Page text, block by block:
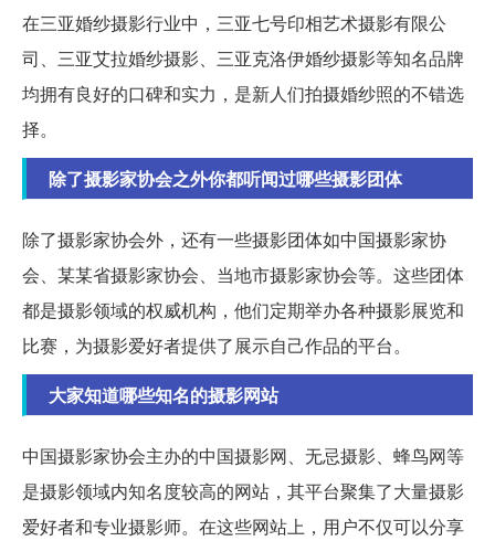
在三亚婚纱摄影行业中，三亚七号印相艺术摄影有限公
司、三亚艾拉婚纱摄影、三亚克洛伊婚纱摄影等知名品牌
均拥有良好的口碑和实力，是新人们拍摄婚纱照的不错选
择。
除了摄影家协会之外你都听闻过哪些摄影团体
除了摄影家协会外，还有一些摄影团体如中国摄影家协
会、某某省摄影家协会、当地市摄影家协会等。这些团体
都是摄影领域的权威机构，他们定期举办各种摄影展览和
比赛，为摄影爱好者提供了展示自己作品的平台。
大家知道哪些知名的摄影网站
中国摄影家协会主办的中国摄影网、无忌摄影、蜂鸟网等
是摄影领域内知名度较高的网站，其平台聚集了大量摄影
爱好者和专业摄影师。在这些网站上，用户不仅可以分享